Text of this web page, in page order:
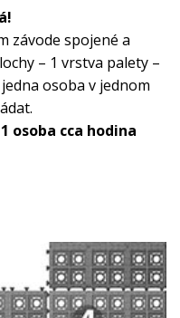
závode spojené a
– 1 vrstva palety –
osoba v jednom
osoba cca hodina